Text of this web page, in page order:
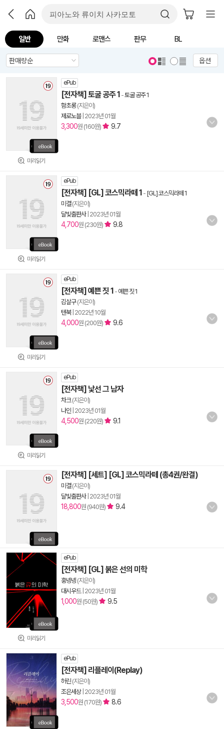
일반 만화 로맨스 판무 BL
옵션
미리읽기
ePub
[전자책] 토굴 공주 1 -토굴 공주 1
함초롱(지은이)
제로노블| 2023년 01월
3,300원 (160원) 9.7
미리읽기
ePub
[전자책] [GL] 코스믹라떼 1 - [GL] 코스믹라떼 1
미결(지은이)
달빛출판사| 2023년 01월
4,700원 (230원) 9.8
미리읽기
ePub
[전자책] 예쁜 짓 1 - 예쁜 짓 1
김살구(지은이)
텐북| 2022년 10월
4,000원 (200원) 9.6
미리읽기
ePub
[전자책] 낯선 그 남자
차크(지은이)
나인 2023년 01월
4,500원 (220원) 9.1
[전자책] [세트] [GL] 코스믹라떼 (총4권/완결)
미결(지은이)
달빛출판사| 2023년 01월
18,800원 (940원) 9.4
미리읽기
ePub
[전자책] [GL] 붉은 선의 미학
훙넹넹 (지은이)
대시우드| 2023년 01월
1,000원 (50원) 9.5
ePub
[전자책] 리플레이(Replay)
허린 (지은이)
조은세상| 2023년 01월
3,500원 (170원) 8.6